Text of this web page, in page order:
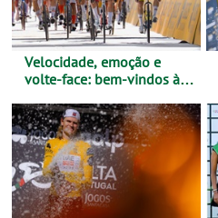
Velocidade, emoção e
volte-face: bem-vindos à